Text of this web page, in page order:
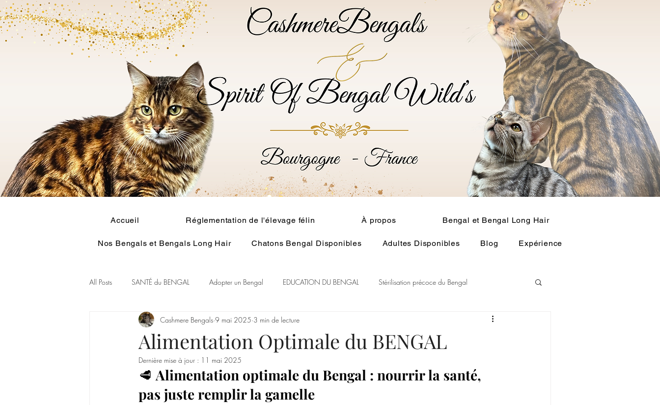
Accueil Réglementation de l'élevage félin À propos Bengal et Bengal Long Hair
Nos Bengals et Bengals Long Hair Chatons Bengal Disponibles Adultes Disponibles Blog Expérience
All Posts SANTÉ du BENGAL Adopter un Bengal EDUCATION DU BENGAL Stérilisation précoce du Bengal
Alimentation du BENGAL Pelage du Bengal BENGAL CASHMERE
Couleur Rare Bengal Chat et spiritualité
GENE POIL LONG BENGAL
Alimentation Optimale du BENGAL
Cashmere Bengals 9 mai 2025 3 min de lecture
Dernière mise à jour : 11 mai 2025
🥩 Alimentation optimale du Bengal : nourrir la santé,
pas juste remplir la gamelle